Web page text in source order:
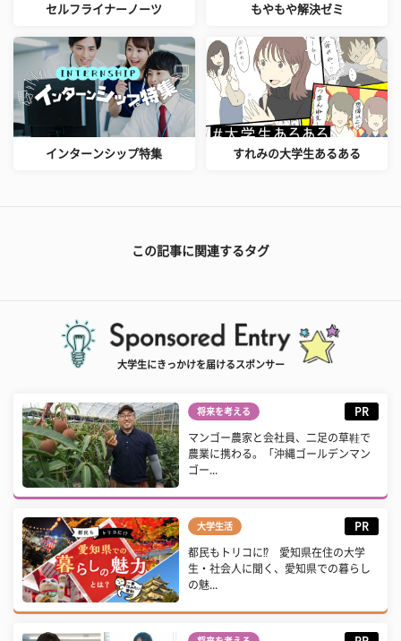
セルフライナーノーツ もやもや解決ゼミ
インターンシップ特集 すれみの大学生あるある
この記事に関連するタグ
大学生にきっかけを届けるスポンサー
将来を考える PR
マンゴー農家と会社員、二足の草鞋で
農業に携わる。「沖縄ゴールデンマン
ゴー...
大学生活 PR
都民もトリコに⁉ 愛知県在住の大学
生・社会人に聞く、愛知県での暮らし
の魅...